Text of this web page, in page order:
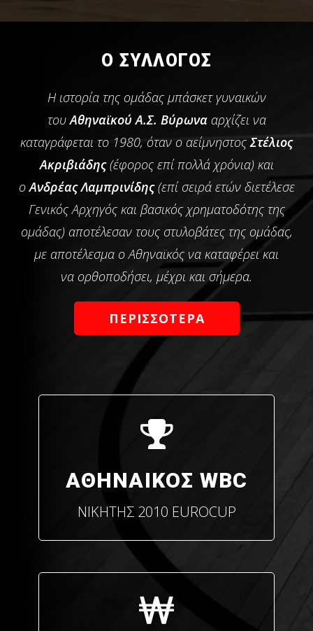
Ο ΣΥΛΛΟΓΟΣ
Η ιστορία της ομάδας μπάσκετ γυναικών
τουΑθηναϊκού Α.Σ. Βύρωνααρχίζει να
καταγράφεται το 1980, όταν ο αείμνηστοςΣτέλιος
Ακριβιάδης(έφορος επί πολλά χρόνια) και
οΑνδρέας Λαμπρινίδης(επί σειρά ετών διετέλεσε
Γενικός Αρχηγός και βασικός χρηματοδότης της
ομάδας) αποτέλεσαν τους στυλοβάτες της ομάδας,
με αποτέλεσμα ο Αθηναϊκός να καταφέρει και
να ορθοποδήσει, μέχρι και σήμερα.
ΠΕΡΙΣΣΟΤΕΡΑ
ΑΘΗΝΑΙΚΟΣ WBC
ΝΙΚΗΤΗΣ 2010 EUROCUP